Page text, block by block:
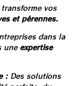
vos
et pérennes.
dans la
une expertise
:Des solutions